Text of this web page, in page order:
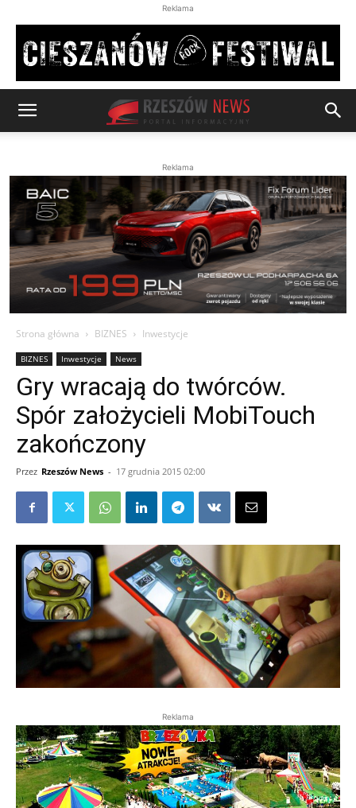
Reklama
Reklama
Strona główna BIZNES Inwestycje
BIZNES Inwestycje News
Gry wracają do twórców.
Spór założycieli MobiTouch
zakończony
Przez Rzeszów News - 17 grudnia 2015 02:00
Reklama